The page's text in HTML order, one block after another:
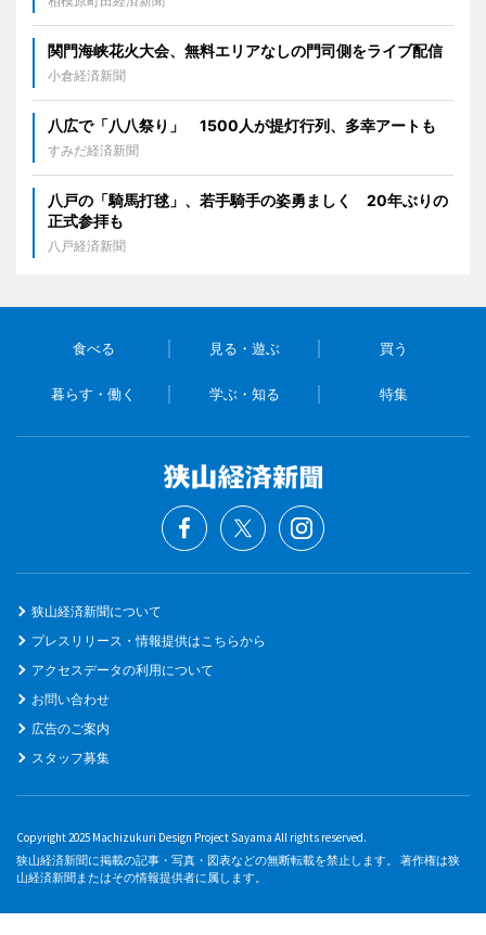
関門海峡花火大会、無料エリアなしの門司側をライブ配信
小倉経済新聞
八広で「八八祭り」 1500人が提灯行列、多幸アートも
すみだ経済新聞
八戸の「騎馬打毬」、若手騎手の姿勇ましく 20年ぶりの
正式参拝も
八戸経済新聞
食べる 見る・遊ぶ 買う
暮らす・働く 学ぶ・知る 特集
狭山経済新聞について
プレスリリース・情報提供はこちらから
アクセスデータの利用について
お問い合わせ
広告のご案内
スタッフ募集
Copyright 2025 Machizukuri Design Project Sayama All rights reserved.
狭山経済新聞に掲載の記事・写真・図表などの無断転載を禁止します。 著作権は狭
山経済新聞またはその情報提供者に属します。